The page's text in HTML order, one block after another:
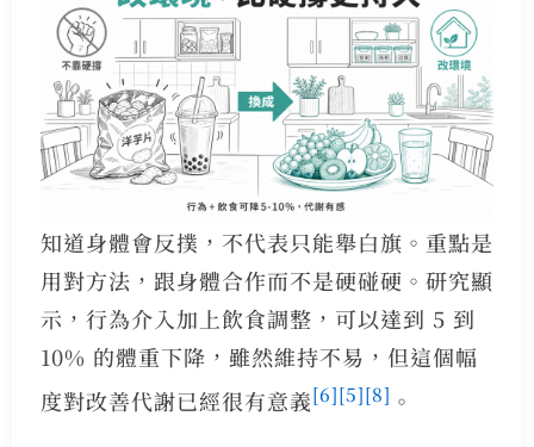
知道身體會反撲，不代表只能舉白旗。重點是
用對方法，跟身體合作而不是硬碰硬。研究顯
示，行為介入加上飲食調整，可以達到 5 到
10% 的體重下降，雖然維持不易，但這個幅
度對改善代謝已經很有意義[6][5][8] 。